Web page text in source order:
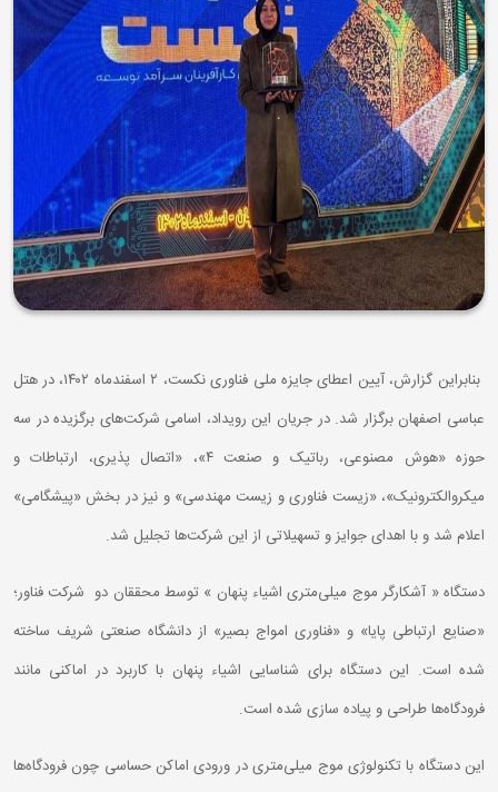
بنابراین گزارش، آیین اعطای جایزه ملی فناوری نکست، ۲ اسفندماه ۱۴۰۲، در هتل
عباسی اصفهان برگزار شد. در جریان این رویداد، اسامی شرکت‌های برگزیده در سه
حوزه «هوش مصنوعی، رباتیک و صنعت ۴»، «اتصال پذیری، ارتباطات و
میکروالکترونیک»، «زیست فناوری و زیست مهندسی» و نیز در بخش «پیشگامی»
اعلام شد و با اهدای جوایز و تسهیلاتی از این شرکت‌ها تجلیل شد.
دستگاه « آشکارگر موج میلی‌متری اشیاء پنهان » توسط محققان دو شرکت فناور؛
«صنایع ارتباطی پایا» و «فناوری امواج بصیر» از دانشگاه صنعتی شریف ساخته
شده است. این دستگاه برای شناسایی اشیاء پنهان با کاربرد در اماکنی مانند
فرودگاه‌ها طراحی و پیاده سازی شده است.
این دستگاه با تکنولوژی موج میلی‌متری در ورودی اماکن حساسی چون فرودگاه‌ها